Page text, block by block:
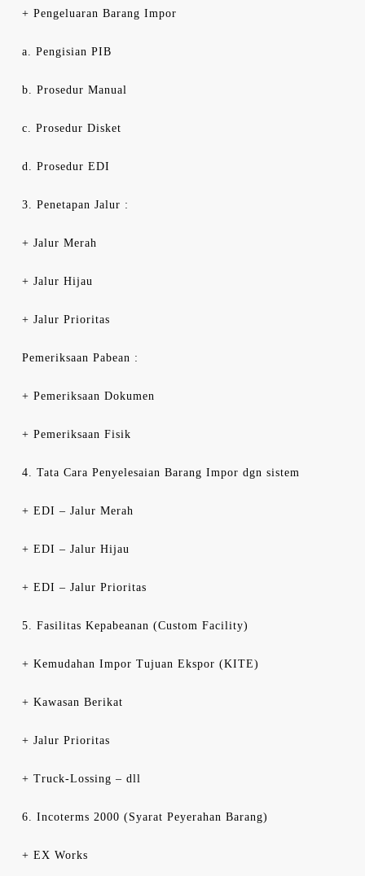
+ Pengeluaran Barang Impor
a. Pengisian PIB
b. Prosedur Manual
c. Prosedur Disket
d. Prosedur EDI
3. Penetapan Jalur :
+ Jalur Merah
+ Jalur Hijau
+ Jalur Prioritas
Pemeriksaan Pabean :
+ Pemeriksaan Dokumen
+ Pemeriksaan Fisik
4. Tata Cara Penyelesaian Barang Impor dgn sistem
+ EDI – Jalur Merah
+ EDI – Jalur Hijau
+ EDI – Jalur Prioritas
5. Fasilitas Kepabeanan (Custom Facility)
+ Kemudahan Impor Tujuan Ekspor (KITE)
+ Kawasan Berikat
+ Jalur Prioritas
+ Truck-Lossing – dll
6. Incoterms 2000 (Syarat Peyerahan Barang)
+ EX Works